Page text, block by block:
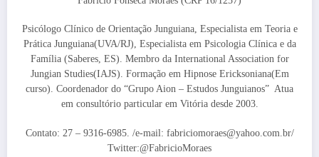
Psicólogo Clínico de Orientação Junguiana, Especialista em Teoria e
Prática Junguiana(UVA/RJ), Especialista em Psicologia Clínica e da
Família (Saberes, ES). Membro da International Association for
Jungian Studies(IAJS). Formação em Hipnose Ericksoniana(Em
curso). Coordenador do “Grupo Aion – Estudos Junguianos” Atua
em consultório particular em Vitória desde 2003.
Contato: 27 – 9316-6985. /e-mail: fabriciomoraes@yahoo.com.br/
Twitter:@FabricioMoraes